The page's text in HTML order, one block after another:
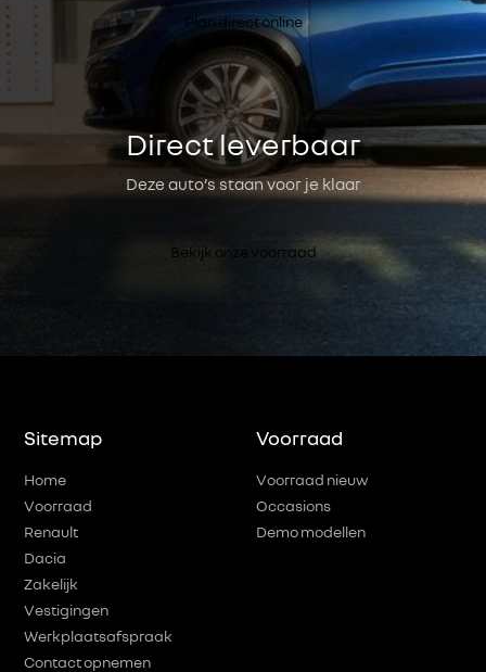
Plan direct online
Direct leverbaar
Deze auto’s staan voor je klaar
Bekijk onze voorraad
Sitemap
Home
Voorraad
Renault
Dacia
Zakelijk
Vestigingen
Werkplaatsafspraak
Contact opnemen
Voorraad
Voorraad nieuw
Occasions
Demo modellen